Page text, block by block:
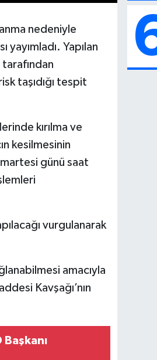
nedeniyle
Yapılan
tarafından
taşıdığı tespit
kırılma ve
kesilmesinin
günü saat
vurgulanarak
amacıyla
Kavşağı’nın